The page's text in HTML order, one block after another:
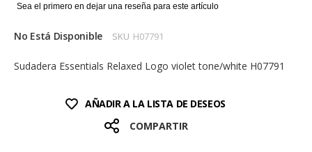
Sea el primero en dejar una reseña para este artículo
No Está Disponible SKU H07791
Sudadera Essentials Relaxed Logo violet tone/white H07791
AÑADIR A LA LISTA DE DESEOS
COMPARTIR